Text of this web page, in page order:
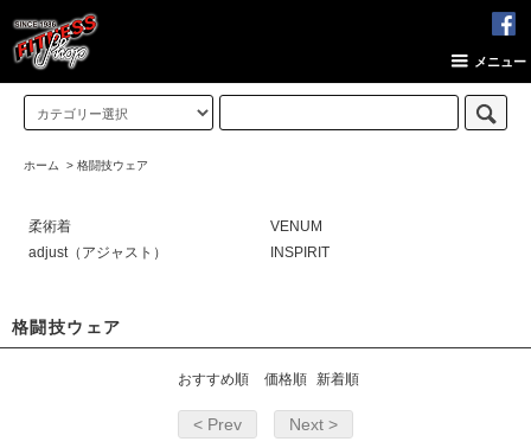
メニュー
ホーム > 格闘技ウェア
柔術着
VENUM
adjust（アジャスト）
INSPIRIT
格闘技ウェア
おすすめ順 価格順 新着順
< Prev Next >